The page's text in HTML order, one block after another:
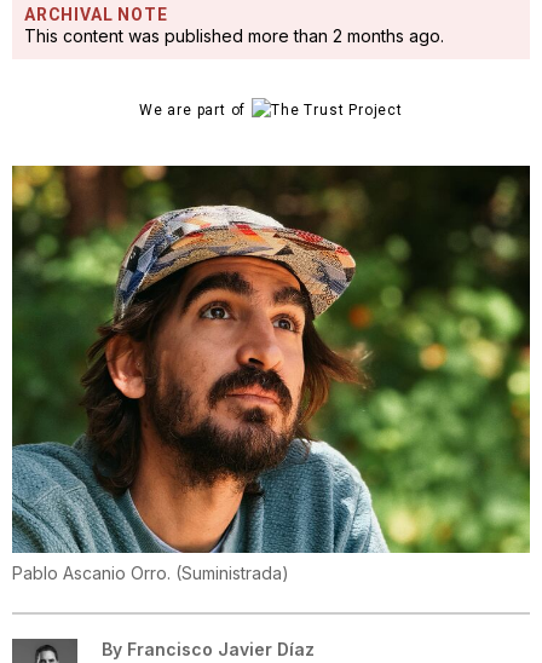
ARCHIVAL NOTE
This content was published more than 2 months ago.
We are part of
Pablo Ascanio Orro. (Suministrada)
By Francisco Javier Díaz